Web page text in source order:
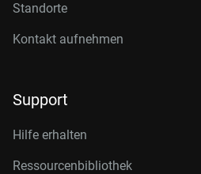
Standorte
Kontakt aufnehmen
Support
Hilfe erhalten
Ressourcenbibliothek